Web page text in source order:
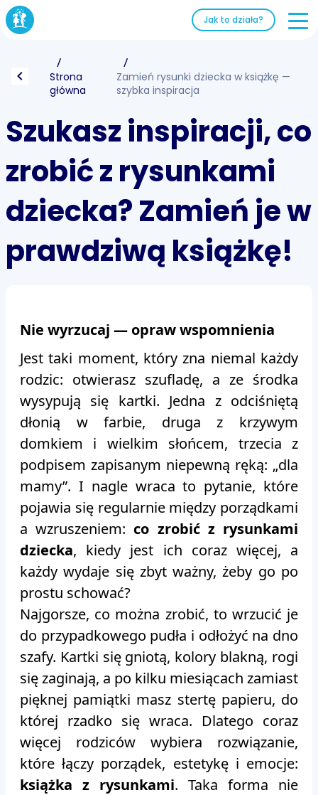
Jak to działa?
Strona
główna
Zamień rysunki dziecka w książkę —
szybka inspiracja
Szukasz inspiracji, co
zrobić z rysunkami
dziecka? Zamień je w
prawdziwą książkę!
Nie wyrzucaj — opraw wspomnienia
Jest taki moment, który zna niemal każdy
rodzic: otwierasz szufladę, a ze środka
wysypują się kartki. Jedna z odciśniętą
dłonią w farbie, druga z krzywym
domkiem i wielkim słońcem, trzecia z
podpisem zapisanym niepewną ręką: „dla
mamy”. I nagle wraca to pytanie, które
pojawia się regularnie między porządkami
a wzruszeniem: co zrobić z rysunkami
dziecka, kiedy jest ich coraz więcej, a
każdy wydaje się zbyt ważny, żeby go po
prostu schować?
Najgorsze, co można zrobić, to wrzucić je
do przypadkowego pudła i odłożyć na dno
szafy. Kartki się gniotą, kolory blakną, rogi
się zaginają, a po kilku miesiącach zamiast
pięknej pamiątki masz stertę papieru, do
której rzadko się wraca. Dlatego coraz
więcej rodziców wybiera rozwiązanie,
które łączy porządek, estetykę i emocje:
książka z rysunkami. Taka forma nie